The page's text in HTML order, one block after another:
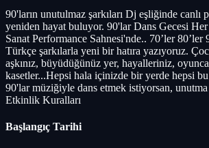
90'ların unutulmaz şarkıları Dj eşliğinde canlı
yeniden hayat buluyor. 90'lar Dans Gecesi
Sanat Performance Sahnesi'nde.. 70’ler 80’ler
Türkçe şarkılarla yeni bir hatıra yazıyoruz.
aşkınız, büyüdüğünüz yer, hayalleriniz,
kasetler...Hepsi hala içinizde bir yerde hepsi
90'lar müziğiyle dans etmek istiyorsan,
Etkinlik Kuralları
Başlangıç Tarihi